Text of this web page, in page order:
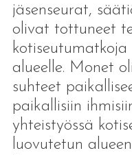
jäsenseurat,
olivat tottuneet
kotiseutumatkoja
alueelle. Monet
suhteet
paikallisiin
yhteistyössä
luovutetun